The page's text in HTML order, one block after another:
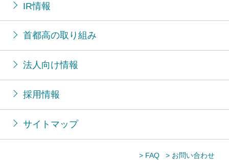
IR情報
首都高の取り組み
法人向け情報
採用情報
サイトマップ
> FAQ > お問い合わせ